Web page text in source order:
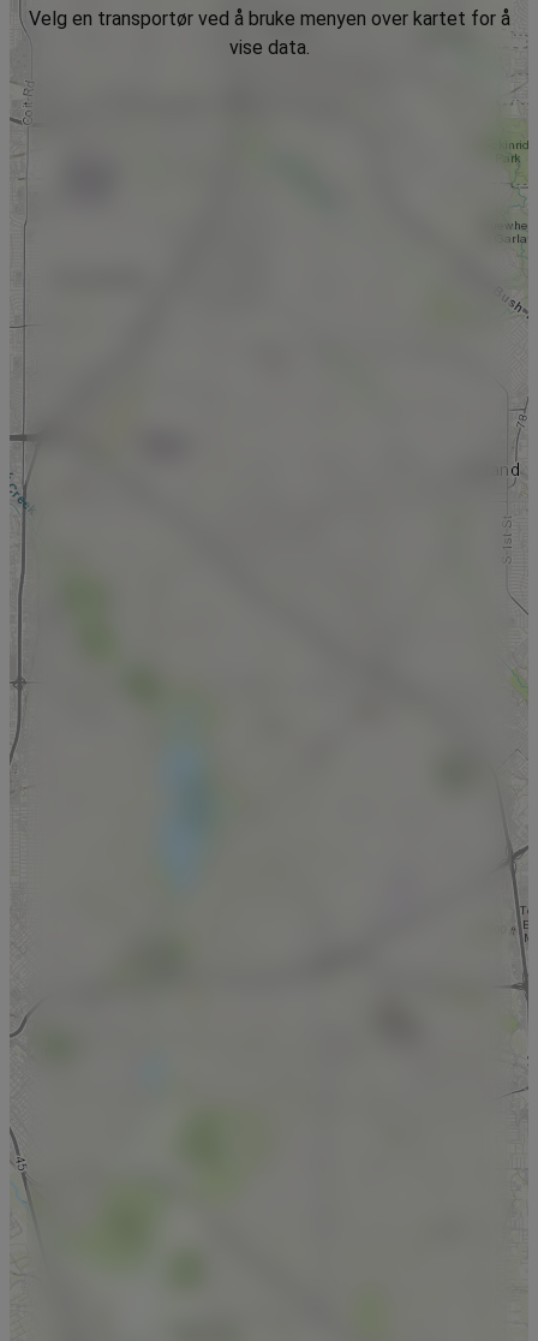
Velg en transportør ved å bruke menyen over kartet for å
vise data.